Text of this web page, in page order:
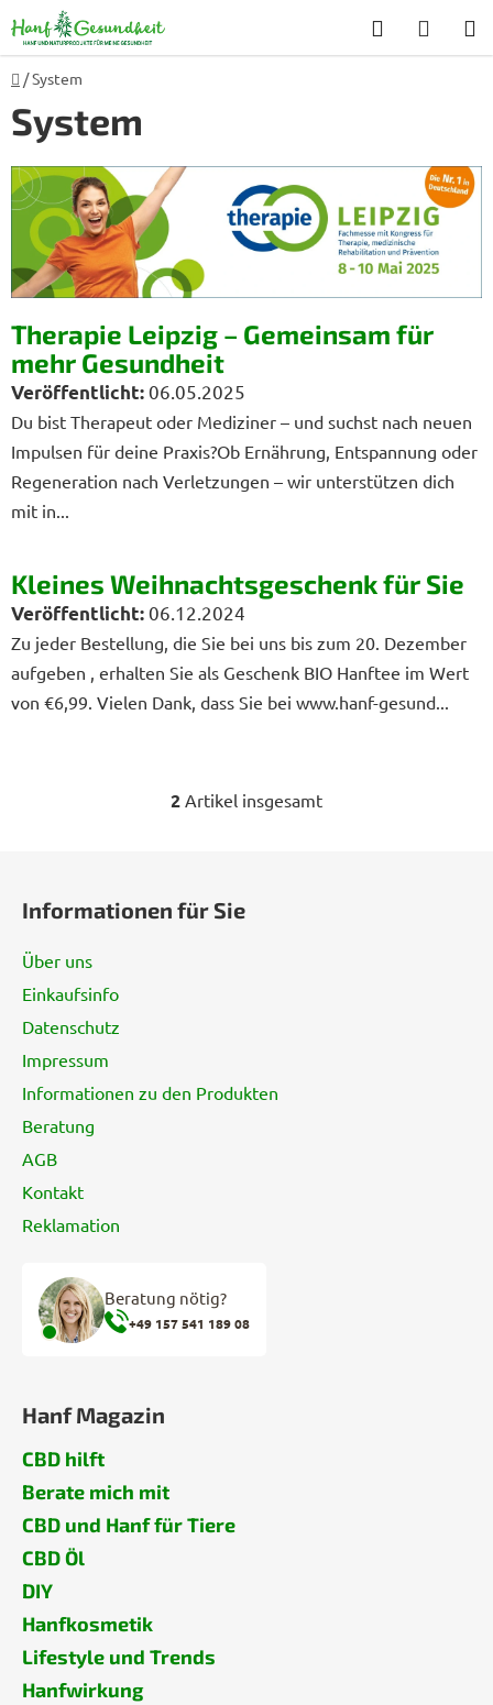
Inhalt
springen
Suchen
Startseite
/System
System
L
i
t
e
d
e
r
A
r
t
i
k
l
Therapie Leipzig – Gemeinsam für
mehr Gesundheit
06.05.2025
Du bist Therapeut oder Mediziner – und suchst nach neuen
Impulsen für deine Praxis?Ob Ernährung, Entspannung oder
Regeneration nach Verletzungen – wir unterstützen dich
mit in...
Kleines Weihnachtsgeschenk für Sie
06.12.2024
Zu jeder Bestellung, die Sie bei uns bis zum 20. Dezember
aufgeben , erhalten Sie als Geschenk BIO Hanftee im Wert
von €6,99. Vielen Dank, dass Sie bei www.hanf-gesund...
S
e
t
e
2 Artikel insgesamt
Informationen für Sie
Über uns
Einkaufsinfo
Datenschutz
Impressum
Informationen zu den Produkten
Beratung
AGB
Kontakt
Reklamation
Beratung nötig?
+49 157 541 189 08
Hanf Magazin
CBD hilft
Berate mich mit
CBD und Hanf für Tiere
CBD Öl
DIY
Hanfkosmetik
Lifestyle und Trends
Hanfwirkung